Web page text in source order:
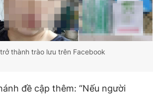
thành trào lưu trên Facebook
đề cập thêm: “Nếu người